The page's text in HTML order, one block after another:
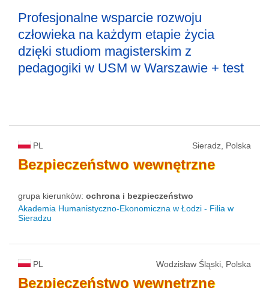
Profesjonalne wsparcie rozwoju
człowieka na każdym etapie życia
dzięki studiom magisterskim z
pedagogiki w USM w Warszawie + test
PL Sieradz, Polska
Bezpieczeństwo wewnętrzne
grupa kierunków: ochrona i bezpieczeństwo
Akademia Humanistyczno-Ekonomiczna w Łodzi - Filia w
Sieradzu
PL Wodzisław Śląski, Polska
Bezpieczeństwo wewnętrzne